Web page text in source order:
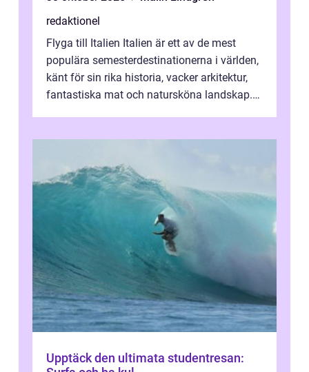
redaktionel
Flyga till Italien Italien är ett av de mest
populära semesterdestinationerna i världen,
känt för sin rika historia, vacker arkitektur,
fantastiska mat och natursköna landskap.
Upptäck den ultimata studentresan: